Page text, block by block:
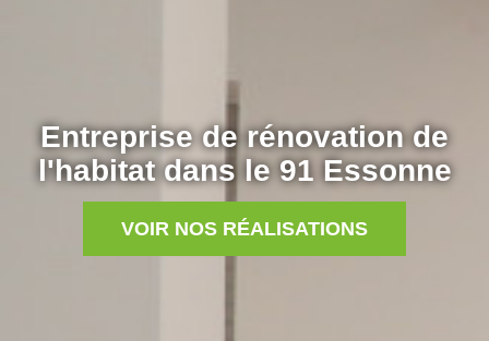
Entreprise de rénovation de
l'habitat dans le 91 Essonne
VOIR NOS RÉALISATIONS